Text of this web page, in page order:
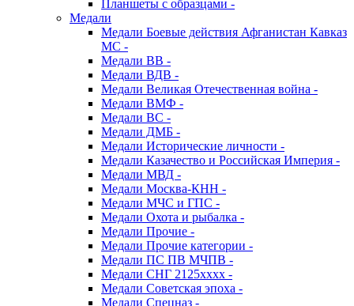
Планшеты с образцами -
Медали
Медали Боевые действия Афганистан Кавказ
МС -
Медали ВВ -
Медали ВДВ -
Медали Великая Отечественная война -
Медали ВМФ -
Медали ВС -
Медали ДМБ -
Медали Исторические личности -
Медали Казачество и Российская Империя -
Медали МВД -
Медали Москва-КНН -
Медали МЧС и ГПС -
Медали Охота и рыбалка -
Медали Прочие -
Медали Прочие категории -
Медали ПС ПВ МЧПВ -
Медали СНГ 2125хххх -
Медали Советская эпоха -
Медали Спецназ -